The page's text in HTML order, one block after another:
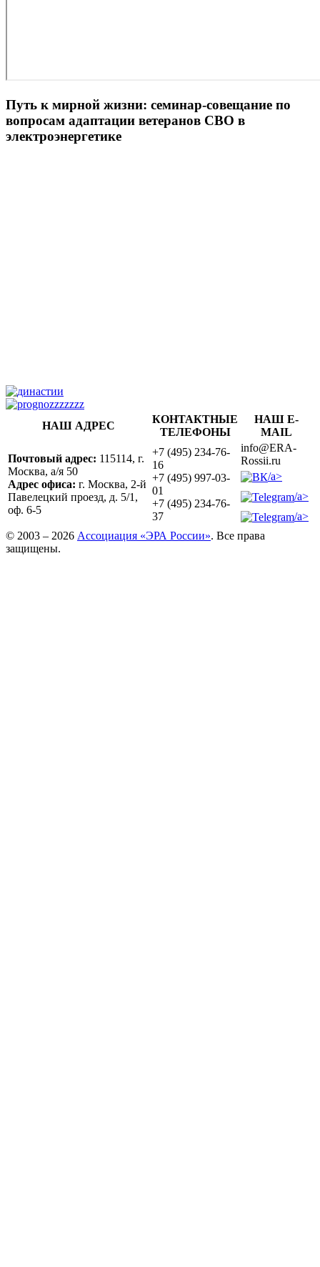
Путь к мирной жизни: семинар-совещание по
вопросам адаптации ветеранов СВО в
электроэнергетике
НАШ АДРЕС
КОНТАКТНЫЕ
ТЕЛЕФОНЫ
НАШ E-
MAIL
Почтовый адрес: 115114, г.
Москва, а/я 50
Адрес офиса: г. Москва, 2-й
Павелецкий проезд, д. 5/1,
оф. 6-5
+7 (495) 234-76-
16
+7 (495) 997-03-
01
+7 (495) 234-76-
37
info@ERA-
Rossii.ru
/a>
/a>
/a>
© 2003 – 2026 Ассоциация «ЭРА России». Все права
защищены.